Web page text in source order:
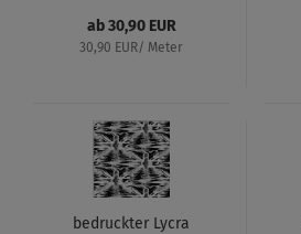
ab 30,90 EUR
30,90 EUR/ Meter
bedruckter Lycra